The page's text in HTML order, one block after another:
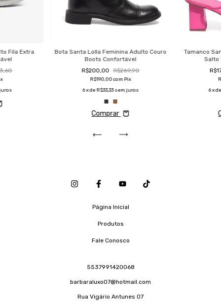
Fila Extra
Bota Santa Lolla Feminina Adulto Couro
Boots Confortável
R$200,00
R$269,90
R$190,00com Pix
6x de R$33,33 sem juros
Comprar
Tamanco
Salto
6x
Página Inicial
Produtos
Fale Conosco
5537991420068
barbaraluxo07@hotmail.com
Rua Vigário Antunes 07